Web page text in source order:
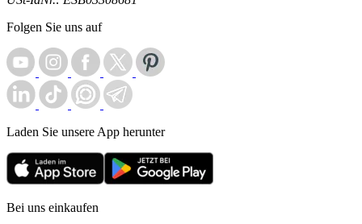
Folgen Sie uns auf
Laden Sie unsere App herunter
Bei uns einkaufen